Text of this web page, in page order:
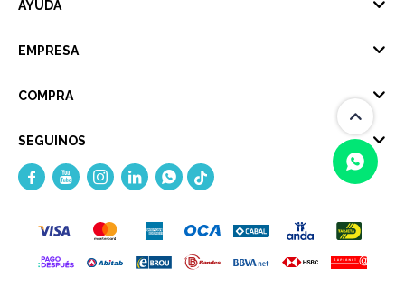
AYUDA
EMPRESA
COMPRA
SEGUINOS
    